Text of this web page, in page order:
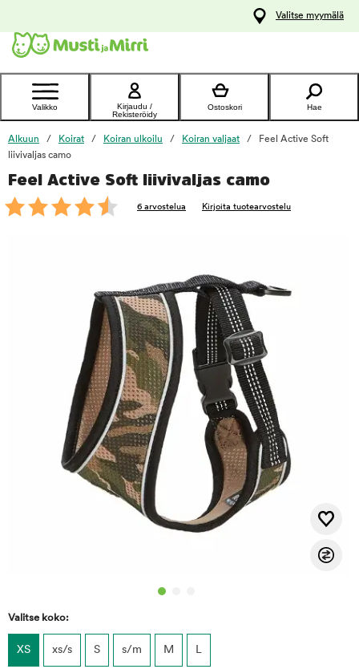
Ota yhteyttä
asiakaspalveluun
Valitse myymälä
Valikko
Kirjaudu /
Rekisteröidy
Ostoskori Hae
Alkuun Koirat Koiran ulkoilu Koiran valjaat
Feel Active Soft
liivivaljas camo
Feel Active Soft liivivaljas camo
6 arvostelua Kirjoita tuotearvostelu
Valitse koko:
XS xs/s S s/m M L
foo